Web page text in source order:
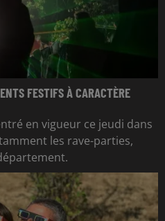
FESTIFS À CARACTÈRE
en vigueur ce jeudi dans
les rave-parties,